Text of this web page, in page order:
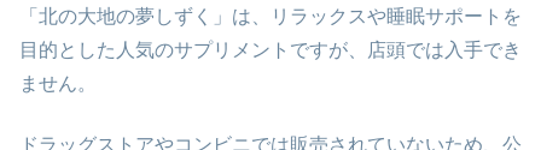
「北の大地の夢しずく」は、リラックスや睡眠サポートを
目的とした人気のサプリメントですが、店頭では入手でき
ません。
ドラッグストアやコンビニでは販売されていないため、公